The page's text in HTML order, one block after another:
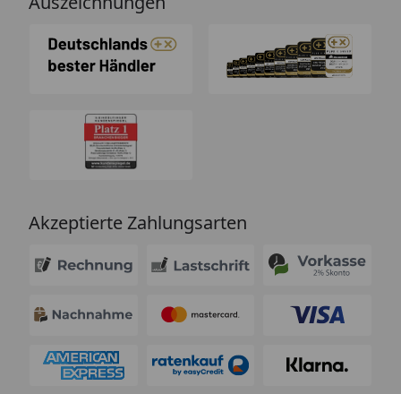
Akzeptierte Zahlungsarten